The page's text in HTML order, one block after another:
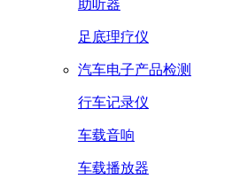
助听器
足底理疗仪
汽车电子产品检测
行车记录仪
车载音响
车载播放器